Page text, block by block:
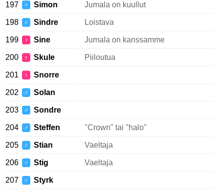
197 ♂ Simon Jumala on kuullut
198 ♂ Sindre Loistava
199 ♀ Sine Jumala on kanssamme
200 ♀ Skule Piiloutua
201 ♀ Snorre
202 ♂ Solan
203 ♂ Sondre
204 ♂ Steffen "Crown" tai "halo"
205 ♂ Stian Vaeltaja
206 ♂ Stig Vaeltaja
207 ♂ Styrk